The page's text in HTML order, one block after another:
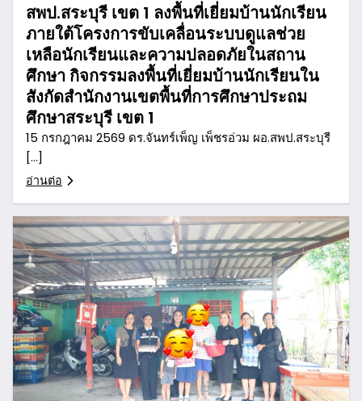
สพป.สระบุรี เขต 1 ลงพื้นที่เยี่ยมบ้านนักเรียน
ภายใต้โครงการขับเคลื่อนระบบดูแลช่วย
เหลือนักเรียนและความปลอดภัยในสถาน
ศึกษา กิจกรรมลงพื้นที่เยี่ยมบ้านนักเรียนใน
สังกัดสำนักงานเขตพื้นที่การศึกษาประถม
ศึกษาสระบุรี เขต 1
15 กรกฎาคม 2569 ดร.จันทร์เพ็ญ เพ็ชรอ่วม ผอ.สพป.สระบุรี
[…]
อ่านต่อ